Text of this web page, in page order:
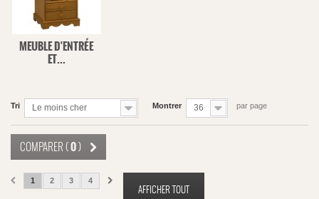
MEUBLE D'ENTRÉE
ET...
Tri Le moins cher Montrer 36 par page
COMPARER (0)
AFFICHER TOUT
1 2 3 4